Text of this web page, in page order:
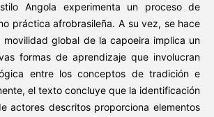
Angola experimenta un proceso de
práctica afrobrasileña. A su vez, se hace
movilidad global de la capoeira implica un
formas de aprendizaje que involucran
entre los conceptos de tradición e
el texto concluye que la identificación
actores descritos proporciona elementos